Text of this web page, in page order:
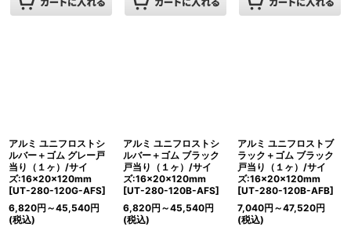
アルミ ユニフロストシ
ルバー＋ゴム グレー戸
当り（１ヶ）/サイ
ズ:16×20×120mm
[UT-280-120G-AFS]
6,820円 ～45,540円
(税込)
アルミ ユニフロストシ
ルバー＋ゴム ブラック
戸当り（１ヶ）/サイ
ズ:16×20×120mm
[UT-280-120B-AFS]
6,820円 ～45,540円
(税込)
アルミ ユニフロストブ
ラック＋ゴム ブラック
戸当り（１ヶ）/サイ
ズ:16×20×120mm
[UT-280-120B-AFB]
7,040円 ～47,520円
(税込)